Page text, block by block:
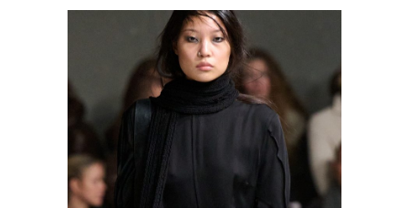
си по уникален начин. Ако търсиш
вдъхновение – на правилното място си!
Виж нашите идеи, които ще спечелят
сърцето на всеки мъж!